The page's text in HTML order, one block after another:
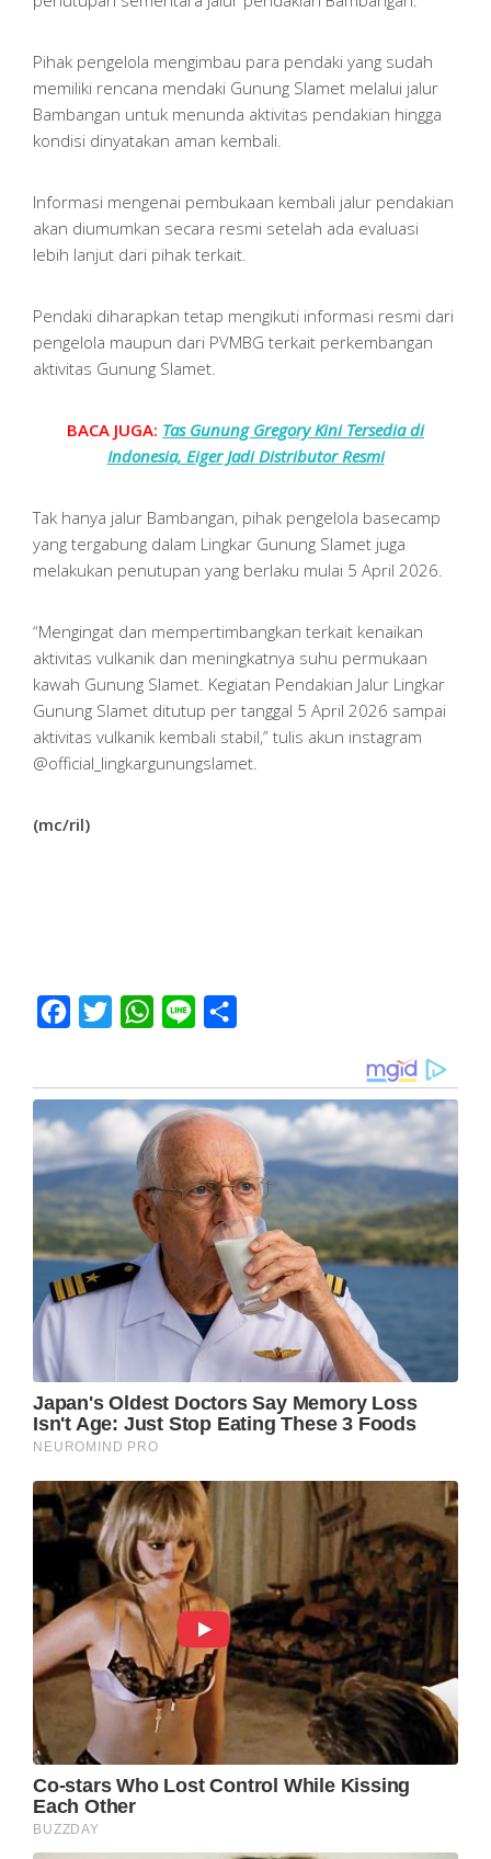
Pihak pengelola mengimbau para pendaki yang sudah
memiliki rencana mendaki Gunung Slamet melalui jalur
Bambangan untuk menunda aktivitas pendakian hingga
kondisi dinyatakan aman kembali.
Informasi mengenai pembukaan kembali jalur pendakian
akan diumumkan secara resmi setelah ada evaluasi
lebih lanjut dari pihak terkait.
Pendaki diharapkan tetap mengikuti informasi resmi dari
pengelola maupun dari PVMBG terkait perkembangan
aktivitas Gunung Slamet.
BACA JUGA: Tas Gunung Gregory Kini Tersedia di
Indonesia, Eiger Jadi Distributor Resmi
Tak hanya jalur Bambangan, pihak pengelola basecamp
yang tergabung dalam Lingkar Gunung Slamet juga
melakukan penutupan yang berlaku mulai 5 April 2026.
“Mengingat dan mempertimbangkan terkait kenaikan
aktivitas vulkanik dan meningkatnya suhu permukaan
kawah Gunung Slamet. Kegiatan Pendakian Jalur Lingkar
Gunung Slamet ditutup per tanggal 5 April 2026 sampai
aktivitas vulkanik kembali stabil,” tulis akun instagram
@official_lingkargunungslamet.
(mc/ril)
Facebook
Twitter WhatsApp
Line